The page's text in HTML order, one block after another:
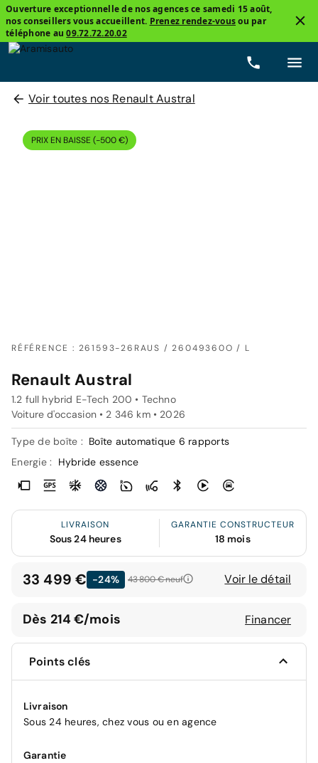
Ouverture exceptionnelle de nos agences ce samedi 15 août,
nos conseillers vous accueillent. Prenez rendez-vousou par
téléphone au09.72.72.20.02
Voir toutes nos Renault Austral
PRIX EN BAISSE (-500 €)
RÉFÉRENCE : 261593-26RAUS / 26049360O / L
Renault Austral
1.2 full hybrid E-Tech 200 • Techno
Voiture d'occasion • 2 346 km • 2026
Type de boîte : Boîte automatique 6 rapports
Energie :
Hybride essence
LIVRAISON
Sous 24 heures
GARANTIE CONSTRUCTEUR
18 mois
33 499 € -24% 43 800 €neuf Voir le détail
Dès 214 €/mois Financer
Points clés
Livraison
Sous 24 heures, chez vous ou en agence
Garantie